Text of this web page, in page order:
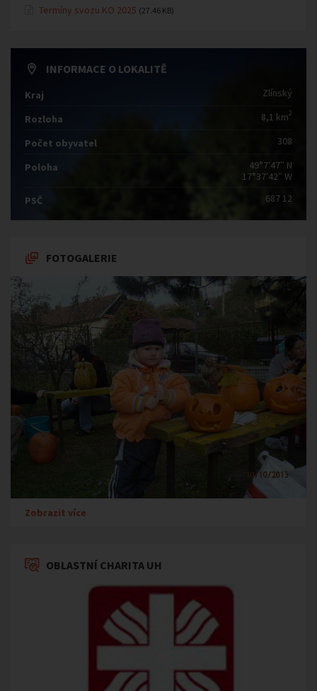
Termíny svozu KO 2025 (27.46 KB)
INFORMACE O LOKALITĚ
Kraj Zlínský
Rozloha 8,1 km2
Počet obyvatel 308
Poloha
49°7′47″ N
17°37′42″ W
PSČ
687 12
FOTOGALERIE
Zobrazit více
OBLASTNÍ CHARITA UH